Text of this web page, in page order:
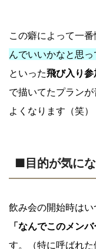
この癖によって一
んでいいかなと思
といった飛び入り
で描いてたプラン
よくなります（笑）
■目的が気に
飲み会の開始時はい
「なんでこのメンバ
す。（特に呼ばれた